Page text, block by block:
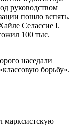
руководством
пошло вспять.
Селассие I.
100 тыс.
наседали
борьбу».
марксистскую